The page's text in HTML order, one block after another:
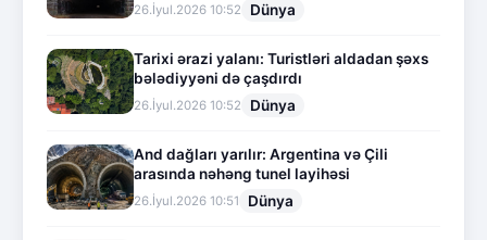
26.İyul.2026 10:52 Dünya
Tarixi ərazi yalanı: Turistləri aldadan şəxs
bələdiyyəni də çaşdırdı
26.İyul.2026 10:52 Dünya
And dağları yarılır: Argentina və Çili
arasında nəhəng tunel layihəsi
26.İyul.2026 10:51 Dünya